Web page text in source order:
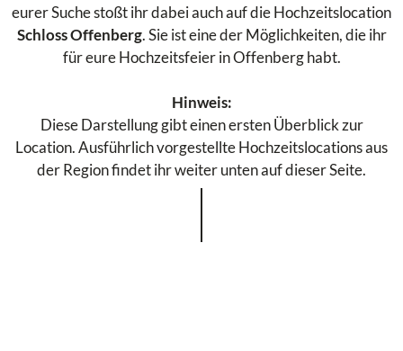
eurer Suche stoßt ihr dabei auch auf die Hochzeitslocation
Schloss Offenberg. Sie ist eine der Möglichkeiten, die ihr
für eure Hochzeitsfeier in Offenberg habt.
Hinweis:
Diese Darstellung gibt einen ersten Überblick zur
Location. Ausführlich vorgestellte Hochzeitslocations aus
der Region findet ihr weiter unten auf dieser Seite.